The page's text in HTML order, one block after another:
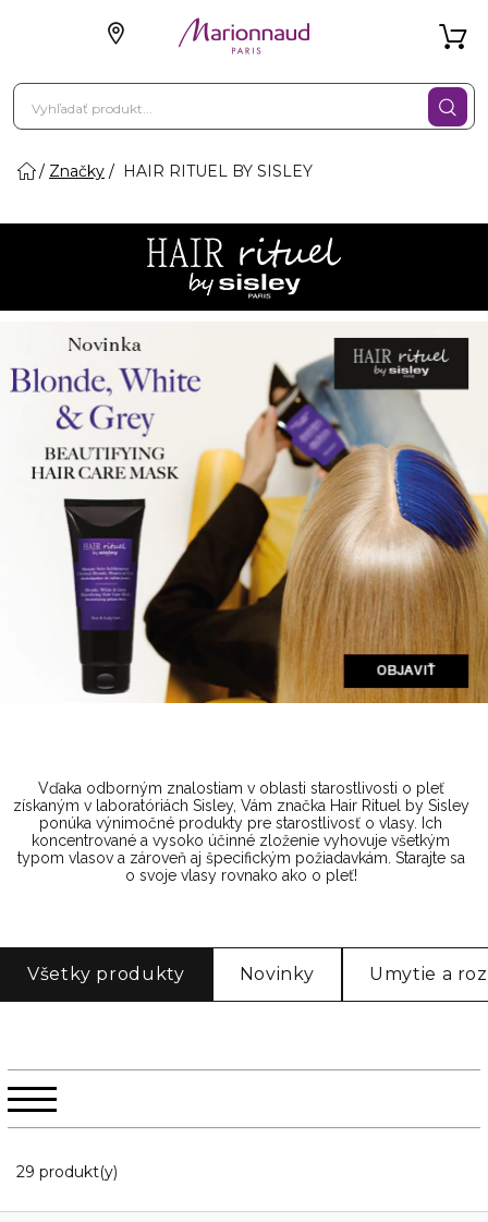
Značky HAIR RITUEL BY SISLEY
Vďaka odborným znalostiam v oblasti starostlivosti o pleť
získaným v laboratóriách Sisley, Vám značka Hair Rituel by Sisley
ponúka výnimočné produkty pre starostlivosť o vlasy. Ich
koncentrované a vysoko účinné zloženie vyhovuje všetkým
typom vlasov a zároveň aj špecifickým požiadavkám. Starajte sa
o svoje vlasy rovnako ako o pleť!
Všetky produkty Novinky Umytie a
29 produkt(y)